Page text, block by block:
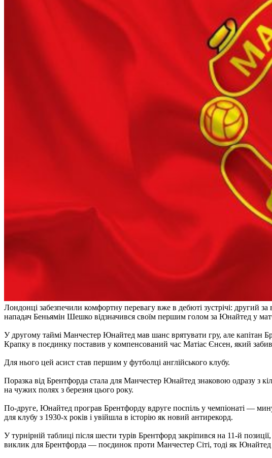
Лондонці забезпечили комфортну перевагу вже в дебюті зустрічі: другий
нападач Беньямін Шешко відзначився своїм першим голом за Юнайтед у
У другому таймі Манчестер Юнайтед мав шанс врятувати гру, але капітан
Крапку в поєдинку поставив у компенсований час Матіас Єнсен, який
Для нього цей асист став першим у футболці англійського клубу.
Поразка від Брентфорда стала для Манчестер Юнайтед знаковою одразу з
на чужих полях з березня цього року.
По-друге, Юнайтед програв Брентфорду вдруге поспіль у чемпіонаті —
для клубу з 1930-х років і увійшла в історію як новий антирекорд.
У турнірній таблиці після шести турів Брентфорд закріпився на 11-й
виклик для Брентфорда — поєдинок проти Манчестер Сіті, тоді як Юнайтед